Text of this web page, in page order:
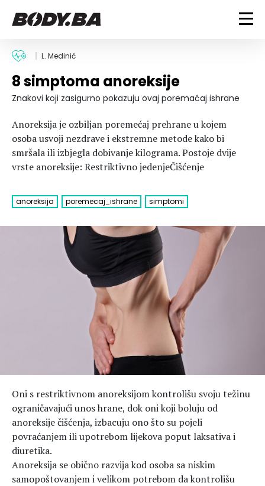
FITNESS
Vježbanje
Mršanje
Indoor & Outdoor
BODYBUILDING
Takmičarski bodybuilding
Savjeti
Ostalo
ISHRANA
Dijete
Nutricionizam
Suplementi
Tablica kalorija
ZDRAVLJE
Povrede i bolesti
Lifestyle
Trudnice
Bodybuilding
Fitness
Ishrana
Zdravlje
Hedonizam
VODA
MAGAZIN
Tehnologija
KALORIJE
L. Medinić
8 simptoma anoreksije
Znakovi koji zasigurno pokazuju ovaj poremaćaj ishrane
Anoreksija je ozbiljan poremećaj prehrane u kojem
osoba usvoji nezdrave i ekstremne metode kako bi
smršala ili izbjegla dobivanje kilograma. Postoje dvije
vrste anoreksije: Restriktivno jedenjeČišćenje
anoreksija poremecaj_ishrane simptomi
Oni s restriktivnom anoreksijom kontrolišu svoju težinu
ograničavajući unos hrane, dok oni koji boluju od
anoreksije čišćenja, izbacuju ono što su pojeli
povraćanjem ili upotrebom lijekova poput laksativa i
diuretika.
Anoreksija se obično razvija kod osoba sa niskim
samopoštovanjem i velikom potrebom da kontrolišu